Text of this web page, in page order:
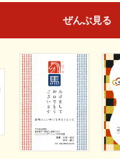
ぜんぶ見る